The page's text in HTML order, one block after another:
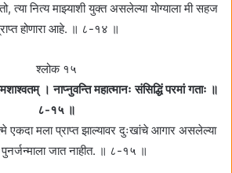
त्या नित्य माझ्याशी युक्त असलेल्या योग्याला मी सहज
होणारा आहे. ॥ ८-१४ ॥
श्लोक १५
। नाप्नुवन्ति महात्मानः संसिद्धिं परमां गताः ॥
८-१५ ॥
एकदा मला प्राप्त झाल्यावर दुःखांचे आगार असलेल्या
जात नाहीत. ॥ ८-१५ ॥